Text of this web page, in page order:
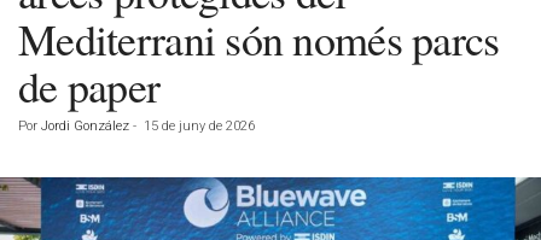
Mediterrani són només parcs
de paper
Por Jordi González - 15 de juny de 2026